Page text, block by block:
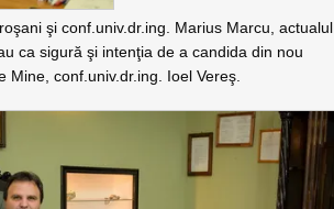
şi conf.univ.dr.ing. Marius Marcu, actualul
ca sigură şi intenţia de a candida din nou
conf.univ.dr.ing. Ioel Vereş.